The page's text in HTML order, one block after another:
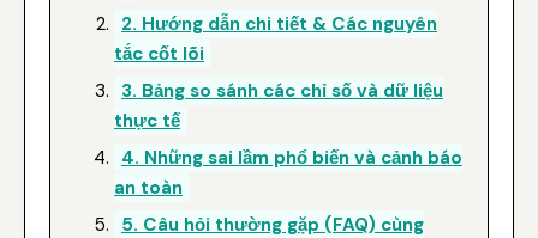
2. Hướng dẫn chi tiết & Các nguyên
tắc cốt lõi
3. Bảng so sánh các chỉ số và dữ liệu
thực tế
4. Những sai lầm phổ biến và cảnh báo
an toàn
5. Câu hỏi thường gặp (FAQ) cùng